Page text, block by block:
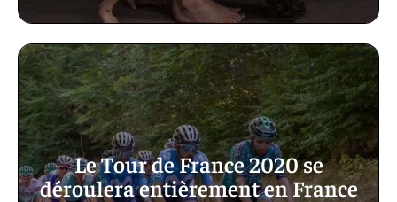
Le Tour de France 2020 se
déroulera entièrement en France